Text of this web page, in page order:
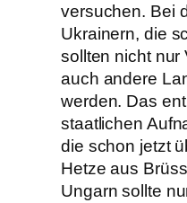
versuchen. Bei
Ukrainern, die
sollten nicht nur
auch andere
werden. Das
staatlichen
die schon jetzt
Hetze aus
Ungarn sollte